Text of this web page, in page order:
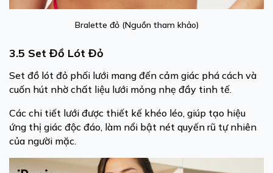
Bralette đỏ (Nguồn tham khảo)
3.5 Set Đồ Lót Đỏ
Set đồ lót đỏ phối lưới mang đến cảm giác phá cách và
cuốn hút nhờ chất liệu lưới mỏng nhẹ đầy tinh tế.
Các chi tiết lưới được thiết kế khéo léo, giúp tạo hiệu
ứng thị giác độc đáo, làm nổi bật nét quyến rũ tự nhiên
của người mặc.